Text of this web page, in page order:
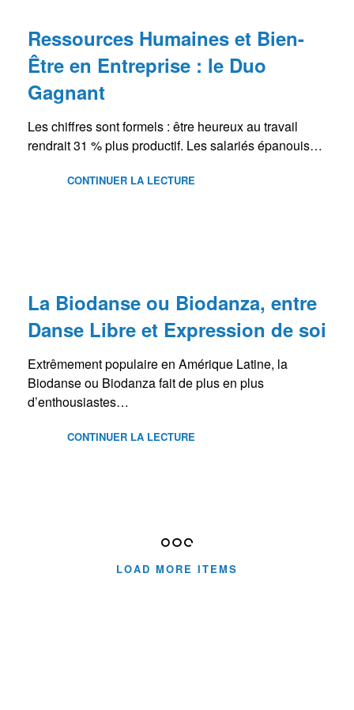
Ressources Humaines et Bien-
Être en Entreprise : le Duo
Gagnant
Les chiffres sont formels : être heureux au travail
rendrait 31 % plus productif. Les salariés épanouis…
CONTINUER LA LECTURE
La Biodanse ou Biodanza, entre
Danse Libre et Expression de soi
Extrêmement populaire en Amérique Latine, la
Biodanse ou Biodanza fait de plus en plus
d’enthousiastes…
CONTINUER LA LECTURE
LOAD MORE ITEMS